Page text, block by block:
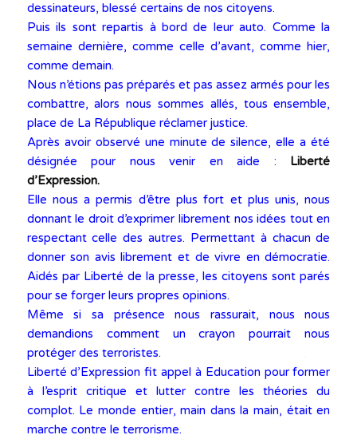
dessinateurs, blessé certains de nos citoyens.
Puis ils sont repartis à bord de leur auto. Comme la
semaine dernière, comme celle d’avant, comme hier,
comme demain.
Nous n’étions pas préparés et pas assez armés pour les
combattre, alors nous sommes allés, tous ensemble,
place de La République réclamer justice.
Après avoir observé une minute de silence, elle a été
désignée pour nous venir en aide : Liberté
d’Expression.
Elle nous a permis d’être plus fort et plus unis, nous
donnant le droit d’exprimer librement nos idées tout en
respectant celle des autres. Permettant à chacun de
donner son avis librement et de vivre en démocratie.
Aidés par Liberté de la presse, les citoyens sont parés
pour se forger leurs propres opinions.
Même si sa présence nous rassurait, nous nous
demandions comment un crayon pourrait nous
protéger des terroristes.
Liberté d’Expression fit appel à Education pour former
à l’esprit critique et lutter contre les théories du
complot. Le monde entier, main dans la main, était en
marche contre le terrorisme.